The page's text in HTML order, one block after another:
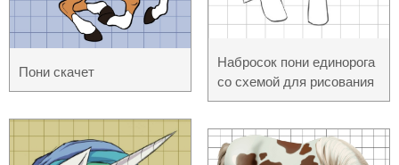
Пони скачет
Набросок пони единорога
со схемой для рисования